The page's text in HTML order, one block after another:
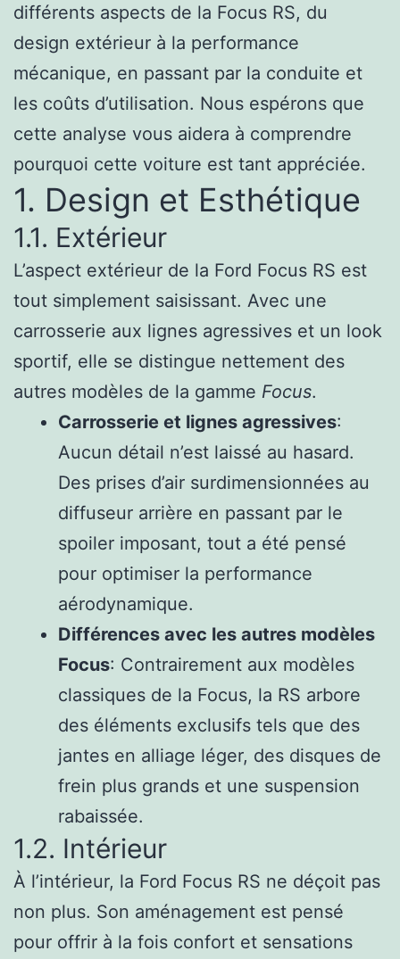
différents aspects de la Focus RS, du
design extérieur à la performance
mécanique, en passant par la conduite et
les coûts d’utilisation. Nous espérons que
cette analyse vous aidera à comprendre
pourquoi cette voiture est tant appréciée.
1. Design et Esthétique
1.1. Extérieur
L’aspect extérieur de la Ford Focus RS est
tout simplement saisissant. Avec une
carrosserie aux lignes agressives et un look
sportif, elle se distingue nettement des
autres modèles de la gamme Focus.
Carrosserie et lignes agressives:
Aucun détail n’est laissé au hasard.
Des prises d’air surdimensionnées au
diffuseur arrière en passant par le
spoiler imposant, tout a été pensé
pour optimiser la performance
aérodynamique.
Différences avec les autres modèles
Focus: Contrairement aux modèles
classiques de la Focus, la RS arbore
des éléments exclusifs tels que des
jantes en alliage léger, des disques de
frein plus grands et une suspension
rabaissée.
1.2. Intérieur
À l’intérieur, la Ford Focus RS ne déçoit pas
non plus. Son aménagement est pensé
pour offrir à la fois confort et sensations